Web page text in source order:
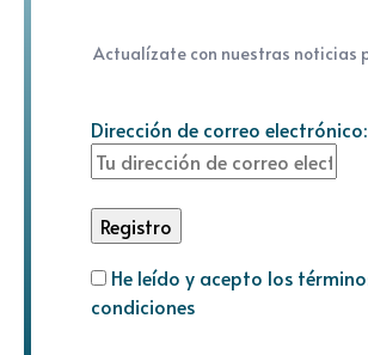
Actualízate con nuestras noticias
Dirección de correo electrónico:
He leído y acepto los
condiciones